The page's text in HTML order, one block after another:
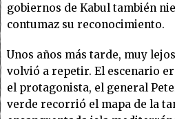
gobiernos de Kabul también
contumaz su reconocimiento.
Unos años más tarde, muy
volvió a repetir. El escenario
el protagonista, el general
verde recorrió el mapa de la